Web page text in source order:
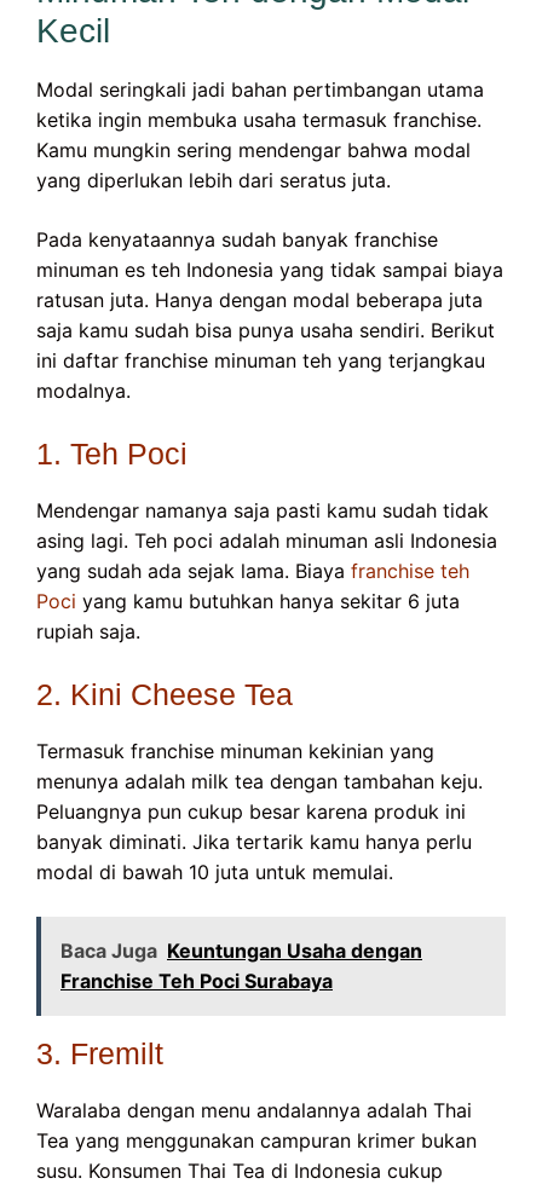
Kecil
Modal seringkali jadi bahan pertimbangan utama
ketika ingin membuka usaha termasuk franchise.
Kamu mungkin sering mendengar bahwa modal
yang diperlukan lebih dari seratus juta.
Pada kenyataannya sudah banyak franchise
minuman es teh Indonesia yang tidak sampai biaya
ratusan juta. Hanya dengan modal beberapa juta
saja kamu sudah bisa punya usaha sendiri. Berikut
ini daftar franchise minuman teh yang terjangkau
modalnya.
1. Teh Poci
Mendengar namanya saja pasti kamu sudah tidak
asing lagi. Teh poci adalah minuman asli Indonesia
yang sudah ada sejak lama. Biaya franchise teh
Poci yang kamu butuhkan hanya sekitar 6 juta
rupiah saja.
2. Kini Cheese Tea
Termasuk franchise minuman kekinian yang
menunya adalah milk tea dengan tambahan keju.
Peluangnya pun cukup besar karena produk ini
banyak diminati. Jika tertarik kamu hanya perlu
modal di bawah 10 juta untuk memulai.
Baca Juga Keuntungan Usaha dengan
Franchise Teh Poci Surabaya
3. Fremilt
Waralaba dengan menu andalannya adalah Thai
Tea yang menggunakan campuran krimer bukan
susu. Konsumen Thai Tea di Indonesia cukup